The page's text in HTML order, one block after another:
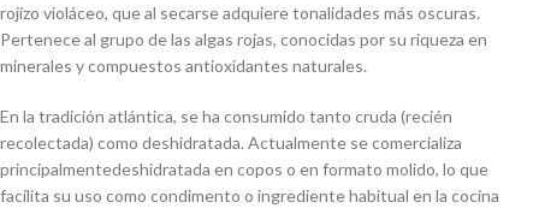
rojizo violáceo, que al secarse adquiere tonalidades más oscuras.
Pertenece al grupo de las algas rojas, conocidas por su riqueza en
minerales y compuestos antioxidantes naturales.
En la tradición atlántica, se ha consumido tanto cruda (recién
recolectada) como deshidratada. Actualmente se comercializa
principalmentedeshidratada en copos o en formato molido, lo que
facilita su uso como condimento o ingrediente habitual en la cocina